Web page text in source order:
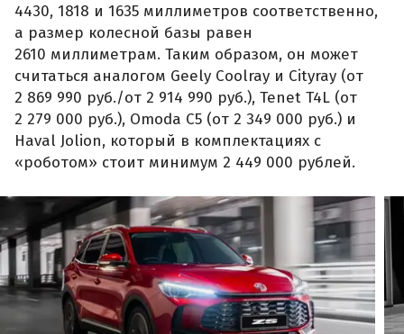
4430, 1818 и 1635 миллиметров соответственно,
а размер колесной базы равен
2610 миллиметрам. Таким образом, он может
считаться аналогом Geely Coolray и Cityray (от
2 869 990 руб./от 2 914 990 руб.), Tenet T4L (от
2 279 000 руб.), Omoda C5 (от 2 349 000 руб.) и
Haval Jolion, который в комплектациях с
«роботом» стоит минимум 2 449 000 рублей.